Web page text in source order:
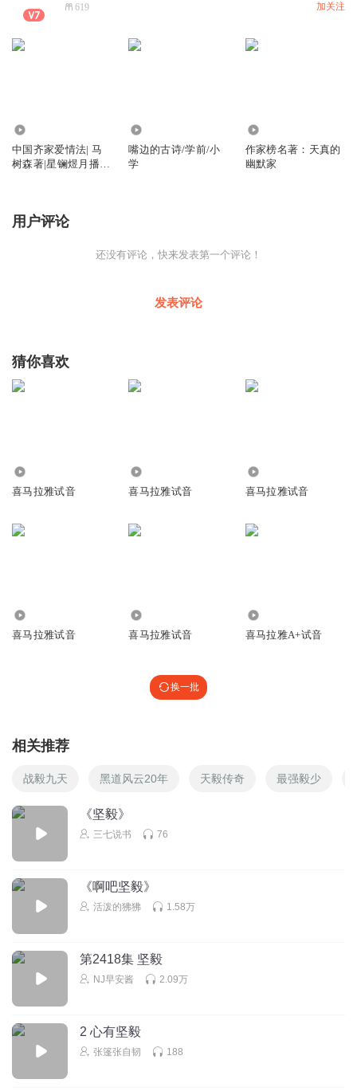
619 加关注
中国齐家爱情法| 马
树森著|星镧煜月播
嘴边的古诗/学前/小
学
作家榜名著：天真的
幽默家
用户评论
还没有评论，快来发表第一个评论！
发表评论
猜你喜欢
喜马拉雅试音 喜马拉雅试音 喜马拉雅试音
喜马拉雅试音 喜马拉雅试音 喜马拉雅A+试音
换一批
相关推荐
战毅九天 黑道风云20年 天毅传奇 最强毅少
《坚毅》
三七说书 76
《啊吧坚毅》
活泼的狒狒 1.58万
第2418集 坚毅
NJ早安酱 2.09万
2 心有坚毅
张篷张自韧 188